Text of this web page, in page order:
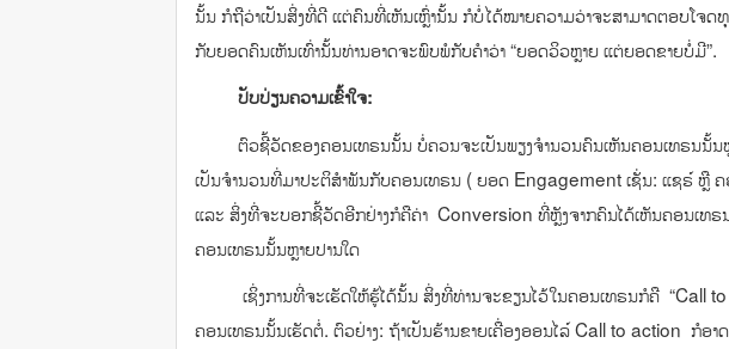
ນັ້ນ ກໍຖືວ່າເປັນສິ່ງທີ່ດີ ແຕ່ຄົນທີ່ເຫັນເຫຼົ່ານັ້ນ ກໍບໍ່ໄດ້ໝາຍຄວາມວ່າຈະສາມາດຕອບໂຈ
ກັບຍອດຄົນເຫັນເທົ່ານັ້ນທ່ານອາດຈະພົບພໍກັບຄຳວ່າ “ຍອດວິວຫຼາຍ ແຕ່ຍອດຂາຍບໍ່ມີ”.
ປັບປ່ຽນຄວາມເຂົ້າໃຈ:
ຕົວຊີ້ວັດຂອງຄອນເທຣນນັ້ນ ບໍ່ຄວນຈະເປັນພຽງຈຳນວນຄົນເຫັນຄອນເທຣນນັ້
ເປັນຈຳນວນທີ່ມາປະຕິສຳພັນກັບຄອນເທຣນ ( ຍອດ Engagement ເຊັ່ນ: ແຊຣ໌ ຫຼື ຄ
ແລະ ສິ່ງທີ່ຈະບອກຊີ້ວັດອີກຢ່າງກໍຄືຄ່າ Conversion ທີ່ຫຼັງຈາກຄົນໄດ້ເຫັນຄອນເທຣ
ຄອນເທຣນນັ້ນຫຼາຍປານໃດ
ເຊິ່ງການທີ່ຈະເຮັດໃຫ້ຮູ້ໄດ້ນັ້ນ ສິ່ງທີ່ທ່ານຈະຂຽນໄວ້ໃນຄອນເທຣນກໍຄື “Call to
ຄອນເທຣນນັ້ນເຮັດຕໍ່. ຕົວຢ່າງ: ຖ້າເປັນຮ້ານຂາຍເຄື່ອງອອນໄລ໌ Call to action ກໍອາ